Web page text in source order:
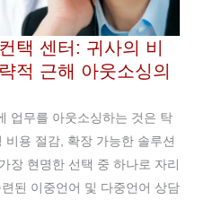
택 센터: 귀사의 비
적 근해 아웃소싱의
업무를 아웃소싱하는 것은 탁
비용 절감, 확장 가능한 솔루션
장 현명한 선택 중 하나로 자리
된 이중언어 및 다중언어 상담